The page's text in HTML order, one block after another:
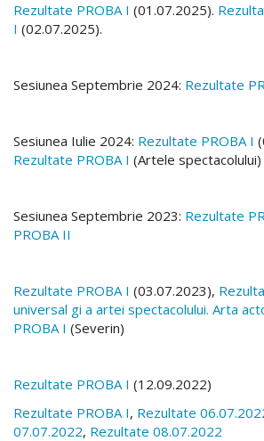
Rezultate PROBA I (01.07.2025).
I (02.07.2025).
Sesiunea Septembrie 2024: Rezultate
Sesiunea Iulie 2024: Rezultate PROBA I
Rezultate PROBA I (Artele spectacolului)
Sesiunea Septembrie 2023: Rezultate
PROBA II
Rezultate PROBA I (03.07.2023),
universal gi a artei spectacolului. Arta
PROBA I (Severin)
Rezultate PROBA I (12.09.2022)
Rezultate PROBA I, Rezultate
07.07.2022, Rezultate 08.07.2022